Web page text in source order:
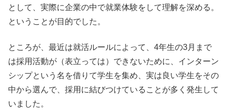
として、実際に企業の中で就業体験をして理解を深める。
ということが目的でした。
ところが、最近は就活ルールによって、4年生の3月まで
は採用活動が（表立っては）できないために、インターン
シップという名を借りて学生を集め、実は良い学生をその
中から選んで、採用に結びつけていることが多く発生して
いました。